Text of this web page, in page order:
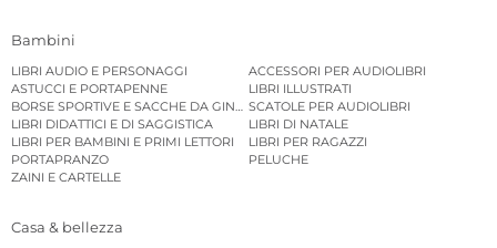
Bambini
LIBRI AUDIO E PERSONAGGI
ACCESSORI PER AUDIOLIBRI
ASTUCCI E PORTAPENNE
LIBRI ILLUSTRATI
BORSE SPORTIVE E SACCHE DA GINNASTICASCATOLE PER AUDIOLIBRI
LIBRI DIDATTICI E DI SAGGISTICA
LIBRI DI NATALE
LIBRI PER BAMBINI E PRIMI LETTORI
LIBRI PER RAGAZZI
PORTAPRANZO
PELUCHE
ZAINI E CARTELLE
Casa & bellezza